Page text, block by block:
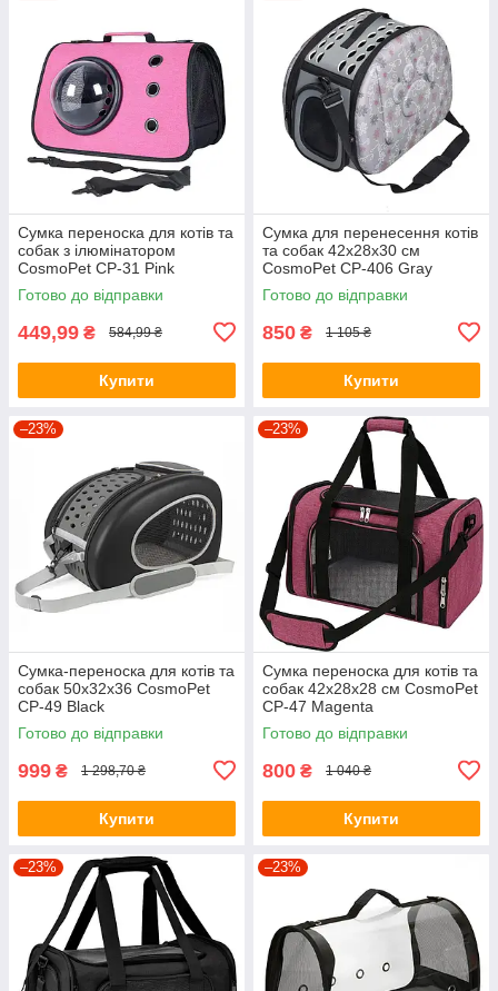
Сумка переноска для котів та
собак з ілюмінатором
CosmoPet CP-31 Pink
Готово до відправки
449,99 ₴ 584,99 ₴
Купити
Сумка для перенесення котів
та собак 42x28x30 см
CosmoPet CP-406 Gray
Готово до відправки
850 ₴ 1 105 ₴
Купити
–23%
Сумка-переноска для котів та
собак 50x32x36 CosmoPet
CP-49 Black
Готово до відправки
999 ₴ 1 298,70 ₴
Купити
–23%
Сумка переноска для котів та
собак 42x28x28 см CosmoPet
CP-47 Magenta
Готово до відправки
800 ₴ 1 040 ₴
Купити
–23% –23%